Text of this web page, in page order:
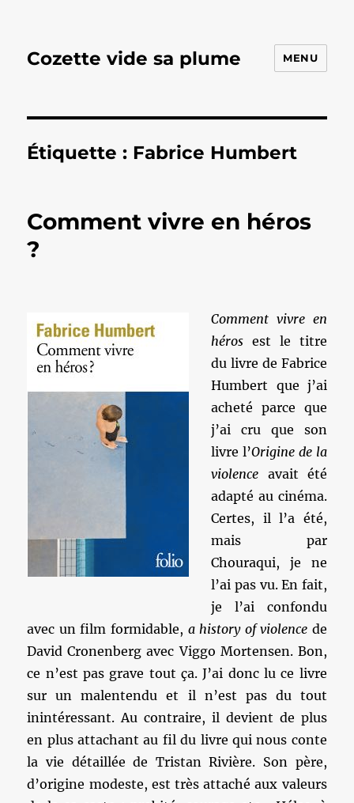
Cozette vide sa plume MENU
Étiquette : Fabrice Humbert
Comment vivre en héros
?
Comment vivre en
héros est le titre
du livre de Fabrice
Humbert que j’ai
acheté parce que
j’ai cru que son
livre l’Origine de la
violence avait été
adapté au cinéma.
Certes, il l’a été,
mais par
Chouraqui, je ne
l’ai pas vu. En fait,
je l’ai confondu
avec un film formidable, a history of violence de
David Cronenberg avec Viggo Mortensen. Bon,
ce n’est pas grave tout ça. J’ai donc lu ce livre
sur un malentendu et il n’est pas du tout
inintéressant. Au contraire, il devient de plus
en plus attachant au fil du livre qui nous conte
la vie détaillée de Tristan Rivière. Son père,
d’origine modeste, est très attaché aux valeurs